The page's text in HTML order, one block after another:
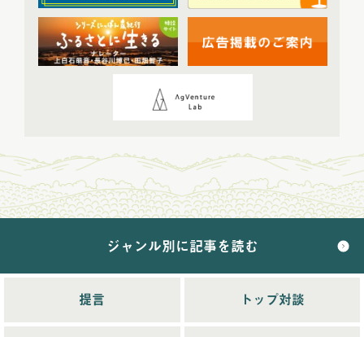
2024年4月配信(6)
2024年5月配信(6)
2024年10月配信
(6)
2024年11月配信(5)
2024年12月配信(5)
(68)
2025年11月配信(6)
2025年12月配信
ジャンル別に記事を読む
提言 トップ対談